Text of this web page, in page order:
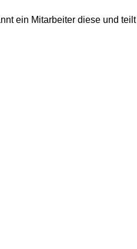
ein Mitarbeiter diese und